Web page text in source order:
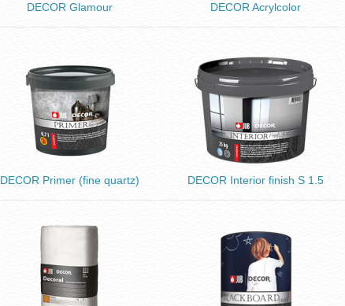
DECOR Glamour DECOR Acrylcolor
DECOR Primer (fine quartz) DECOR Interior finish S 1.5